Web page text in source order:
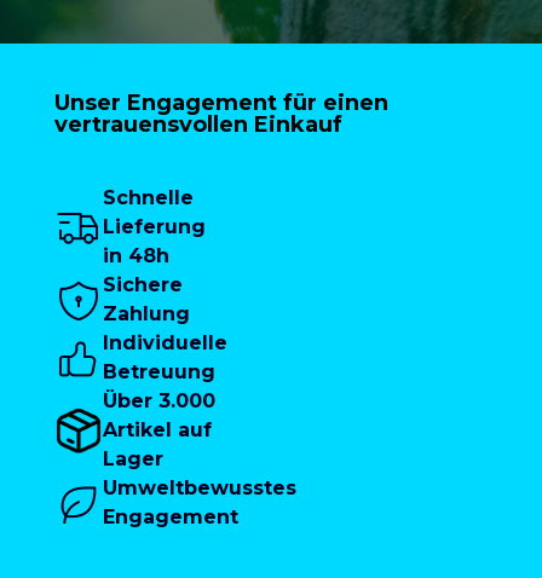
Unser Engagement für einen
vertrauensvollen Einkauf
Schnelle
Lieferung
in 48h
Sichere
Zahlung
Individuelle
Betreuung
Über 3.000
Artikel auf
Lager
Umweltbewusstes
Engagement